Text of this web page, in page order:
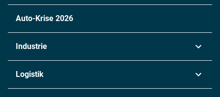
Auto-Krise 2026
Industrie
Logistik